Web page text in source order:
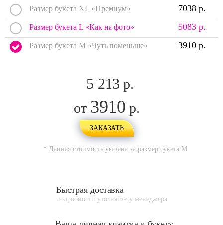
Размер букета XL «Премиум» 7038 р.
Размер букета L «Как на фото» 5083 р.
Размер букета M «Чуть поменьше» 3910 р.
5 213 р.
от 3910 р.
ЗАКАЗАТЬ
* Данная стоимость указана за размер букета M
Быстрая доставка
подробности уточняйте у менеджера